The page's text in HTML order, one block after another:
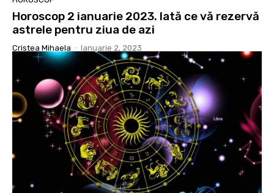
Horoscop 2 ianuarie 2023. Iată ce vă rezervă
astrele pentru ziua de azi
Cristea Mihaela - Ianuarie 2, 2023